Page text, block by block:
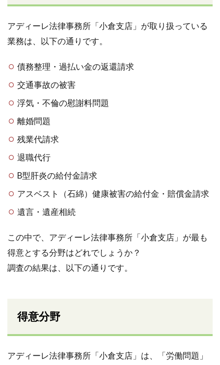
アディーレ法律事務所「小倉支店」が取り扱っている
業務は、以下の通りです。
債務整理・過払い金の返還請求
交通事故の被害
浮気・不倫の慰謝料問題
離婚問題
残業代請求
退職代行
B型肝炎の給付金請求
アスベスト（石綿）健康被害の給付金・賠償金請求
遺言・遺産相続
この中で、アディーレ法律事務所「小倉支店」が最も
得意とする分野はどれでしょうか？
調査の結果は、以下の通りです。
得意分野
アディーレ法律事務所「小倉支店」は、「労働問題」